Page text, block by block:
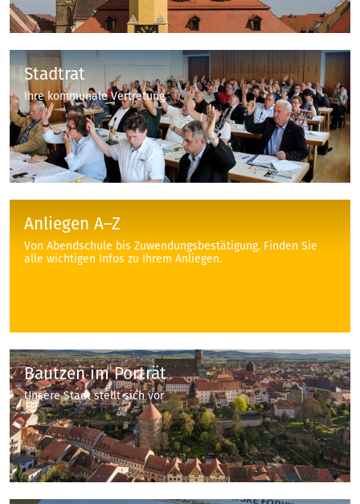
Stadtrat
Ihre kommunale Vertretung
Anliegen A–Z
Von Abendschule bis Zuwendungsbestätigung. Finden Sie
alle wichtigen Infos zu Ihrem Anliegen.
Bautzen im Porträt
Unsere Stadt stellt sich vor